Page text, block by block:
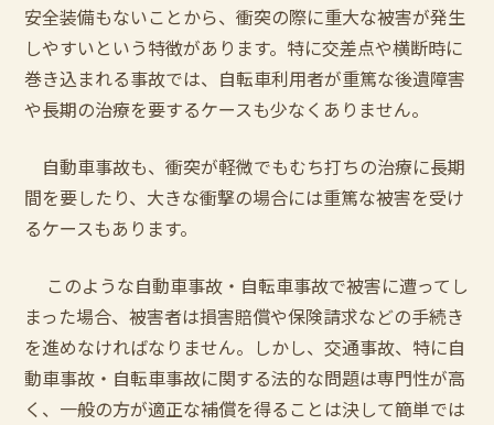
安全装備もないことから、衝突の際に重大な被害が発生
しやすいという特徴があります。特に交差点や横断時に
巻き込まれる事故では、自転車利用者が重篤な後遺障害
や長期の治療を要するケースも少なくありません。
自動車事故も、衝突が軽微でもむち打ちの治療に長期
間を要したり、大きな衝撃の場合には重篤な被害を受け
るケースもあります。
このような自動車事故・自転車事故で被害に遭ってし
まった場合、被害者は損害賠償や保険請求などの手続き
を進めなければなりません。しかし、交通事故、特に自
動車事故・自転車事故に関する法的な問題は専門性が高
く、一般の方が適正な補償を得ることは決して簡単では